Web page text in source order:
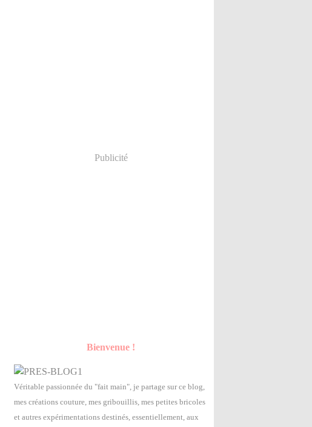
Publicité
Bienvenue !
Véritable passionnée du "fait main", je partage sur ce blog,
mes créations couture, mes gribouillis, mes petites bricoles
et autres expérimentations destinés, essentiellement, aux